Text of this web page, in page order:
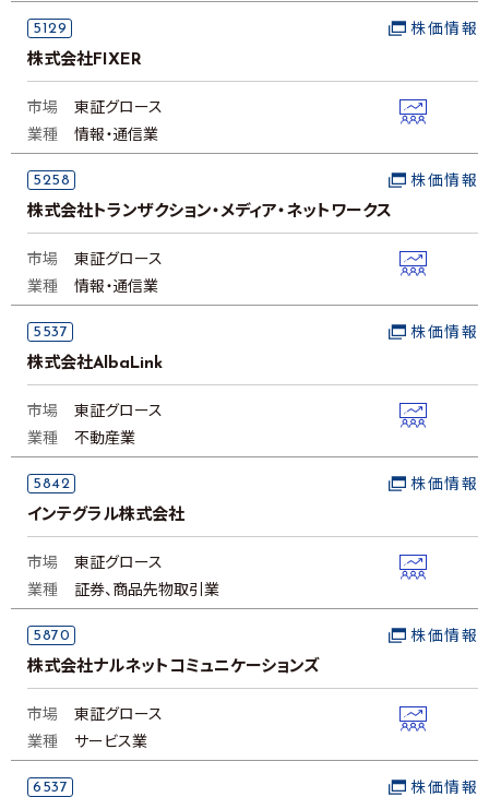
5129
株式会社FIXER
株価情報
市場
東証グロース
業種
情報・通信業
5258
株式会社トランザクション・メディア・ネットワークス
株価情報
市場
東証グロース
業種
情報・通信業
5537
株式会社AlbaLink
株価情報
市場
東証グロース
業種
不動産業
5842
インテグラル株式会社
株価情報
市場
東証グロース
業種
証券、商品先物取引業
5870
株式会社ナルネットコミュニケーションズ
株価情報
市場
東証グロース
業種
サービス業
6537 株価情報